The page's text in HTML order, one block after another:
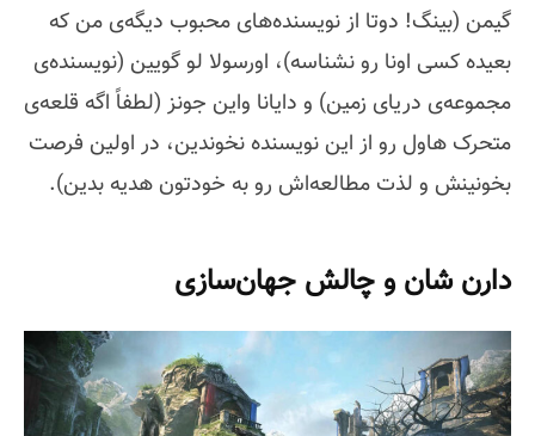
گیمن (بینگ! دوتا از نویسنده‌های محبوب دیگه‌ی من که
بعیده کسی اونا رو نشناسه)، اورسولا لو گویین (نویسنده‌ی
مجموعه‌ی دریای زمین) و دایانا واین جونز (لطفاً اگه قلعه‌ی
متحرک هاول رو از این نویسنده نخوندین، در اولین فرصت
بخونینش و لذت مطالعه‌اش رو به خودتون هدیه بدین).
دارن شان و چالش جهان‌سازی